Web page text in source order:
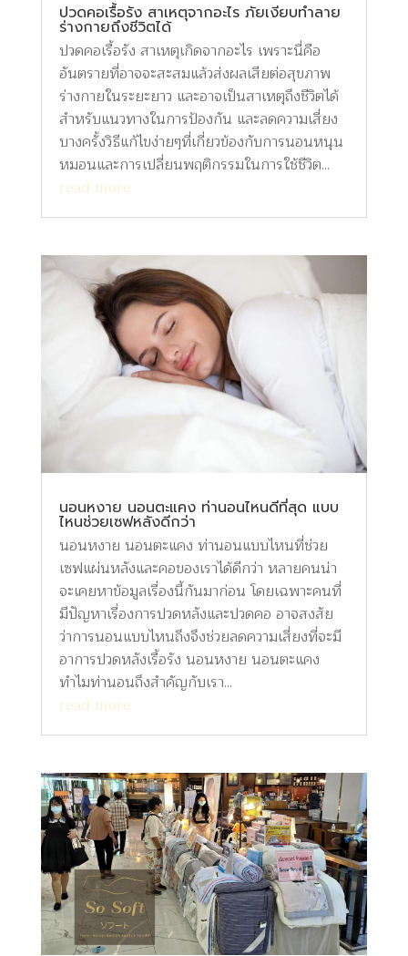
ปวดคอเรื้อรัง สาเหตุจากอะไร ภัยเงียบทำลาย
ร่างกายถึงชีวิตได้
ปวดคอเรื้อรัง สาเหตุเกิดจากอะไร เพราะนี่คือ
อันตรายที่อาจจะสะสมแล้วส่งผลเสียต่อสุขภาพ
ร่างกายในระยะยาว และอาจเป็นสาเหตุถึงชีวิตได้
สำหรับแนวทางในการป้องกัน และลดความเสี่ยง
บางครั้งวิธีแก้ไขง่ายๆที่เกี่ยวข้องกับการนอนหนุน
หมอนและการเปลี่ยนพฤติกรรมในการใช้ชีวิต...
read more
นอนหงาย นอนตะแคง ท่านอนไหนดีที่สุด แบบ
ไหนช่วยเซฟหลังดีกว่า
นอนหงาย นอนตะแคง ท่านอนแบบไหนที่ช่วย
เซฟแผ่นหลังและคอของเราได้ดีกว่า หลายคนน่า
จะเคยหาข้อมูลเรื่องนี้กันมาก่อน โดยเฉพาะคนที่
มีปัญหาเรื่องการปวดหลังและปวดคอ อาจสงสัย
ว่าการนอนแบบไหนถึงจึงช่วยลดความเสี่ยงที่จะมี
อาการปวดหลังเรื้อรัง นอนหงาย นอนตะแคง
ทำไมท่านอนถึงสำคัญกับเรา...
read more